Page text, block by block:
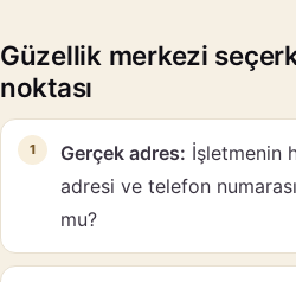
Güzellik merkezi
noktası
Gerçek adres: İşletmenin
adresi ve telefon
mu?